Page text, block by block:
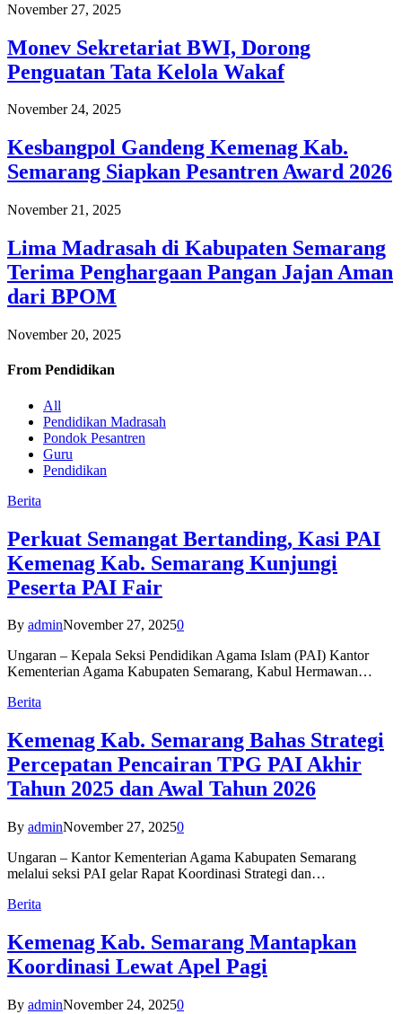
November 27, 2025
Monev Sekretariat BWI, Dorong
Penguatan Tata Kelola Wakaf
November 24, 2025
Kesbangpol Gandeng Kemenag Kab.
Semarang Siapkan Pesantren Award 2026
November 21, 2025
Lima Madrasah di Kabupaten Semarang
Terima Penghargaan Pangan Jajan Aman
dari BPOM
November 20, 2025
From Pendidikan
All
Pendidikan Madrasah
Pondok Pesantren
Guru
Pendidikan
Berita
Perkuat Semangat Bertanding, Kasi PAI
Kemenag Kab. Semarang Kunjungi
Peserta PAI Fair
By adminNovember 27, 20250
Ungaran – Kepala Seksi Pendidikan Agama Islam (PAI) Kantor
Kementerian Agama Kabupaten Semarang, Kabul Hermawan…
Berita
Kemenag Kab. Semarang Bahas Strategi
Percepatan Pencairan TPG PAI Akhir
Tahun 2025 dan Awal Tahun 2026
By adminNovember 27, 20250
Ungaran – Kantor Kementerian Agama Kabupaten Semarang
melalui seksi PAI gelar Rapat Koordinasi Strategi dan…
Berita
Kemenag Kab. Semarang Mantapkan
Koordinasi Lewat Apel Pagi
By adminNovember 24, 20250